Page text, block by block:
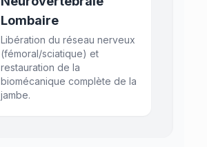
Lombaire
Libération du réseau nerveux
(fémoral/sciatique) et
restauration de la
biomécanique complète de la
jambe.